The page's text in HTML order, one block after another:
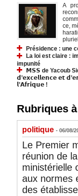
A
ce,
Présidence : une
La loi est claire :
impunité
𝗠𝗦𝗦 de Yacoub
𝗱’𝗲𝘅𝗰𝗲𝗹𝗹𝗲𝗻𝗰𝗲 𝗲𝘁
𝗹’𝗔𝗳𝗿𝗶𝗾𝘂𝗲 !
Rubriques
politique - 06/08/
Le Premier
réunion de
ministérielle
aux normes
des